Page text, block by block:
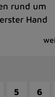
rund um
Hand
5 6